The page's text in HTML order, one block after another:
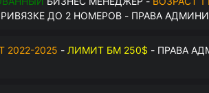
ДО 2 НОМЕРОВ - ПРАВА
2022-2025 - ЛИМИТ БМ 250$ - ПРАВА